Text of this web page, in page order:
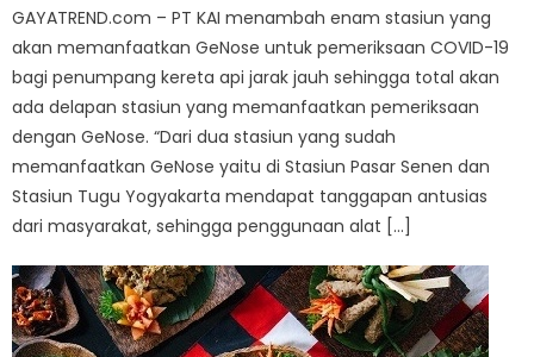
GAYATREND.com – PT KAI menambah enam stasiun yang
akan memanfaatkan GeNose untuk pemeriksaan COVID-19
bagi penumpang kereta api jarak jauh sehingga total akan
ada delapan stasiun yang memanfaatkan pemeriksaan
dengan GeNose. “Dari dua stasiun yang sudah
memanfaatkan GeNose yaitu di Stasiun Pasar Senen dan
Stasiun Tugu Yogyakarta mendapat tanggapan antusias
dari masyarakat, sehingga penggunaan alat […]